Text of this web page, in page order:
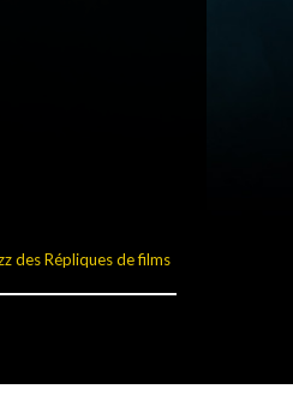
des Répliques de films